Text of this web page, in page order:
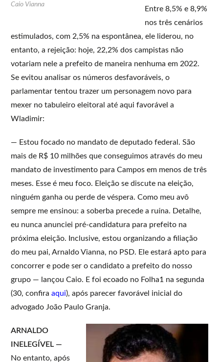
Caio Vianna
Entre 8,5% e 8,9%
nos três cenários
estimulados, com 2,5% na espontânea, ele liderou, no
entanto, a rejeição: hoje, 22,2% dos campistas não
votariam nele a prefeito de maneira nenhuma em 2022.
Se evitou analisar os números desfavoráveis, o
parlamentar tentou trazer um personagem novo para
mexer no tabuleiro eleitoral até aqui favorável a
Wladimir:
— Estou focado no mandato de deputado federal. São
mais de R$ 10 milhões que conseguimos através do meu
mandato de investimento para Campos em menos de três
meses. Esse é meu foco. Eleição se discute na eleição,
ninguém ganha ou perde de véspera. Como meu avô
sempre me ensinou: a soberba precede a ruína. Detalhe,
eu nunca anunciei pré-candidatura para prefeito na
próxima eleição. Inclusive, estou organizando a filiação
do meu pai, Arnaldo Vianna, no PSD. Ele estará apto para
concorrer e pode ser o candidato a prefeito do nosso
grupo — lançou Caio. E foi ecoado no Folha1 na segunda
(30, confiraaqui), após parecer favorável inicial do
advogado João Paulo Granja.
ARNALDO
INELEGÍVEL —
No entanto, após